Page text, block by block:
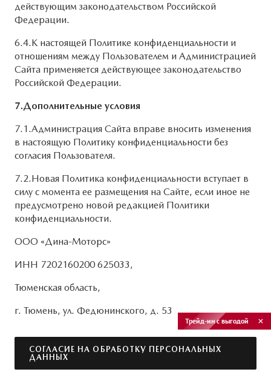
действующим законодательством Российской
Федерации.
6.4.К настоящей Политике конфиденциальности и
отношениям между Пользователем и Администрацией
Сайта применяется действующее законодательство
Российской Федерации.
7.Дополнительные условия
7.1.Администрация Сайта вправе вносить изменения
в настоящую Политику конфиденциальности без
согласия Пользователя.
7.2.Новая Политика конфиденциальности вступает в
силу с момента ее размещения на Сайте, если иное не
предусмотрено новой редакцией Политики
конфиденциальности.
ООО «Дина-Моторс»
ИНН 7202160200 625033,
Тюменская область,
г. Тюмень, ул. Федюнинского, д. 53
СОГЛАСИЕ НА ОБРАБОТКУ ПЕРСОНАЛЬНЫХ
ДАННЫХ
Трейд-ин с выгодой